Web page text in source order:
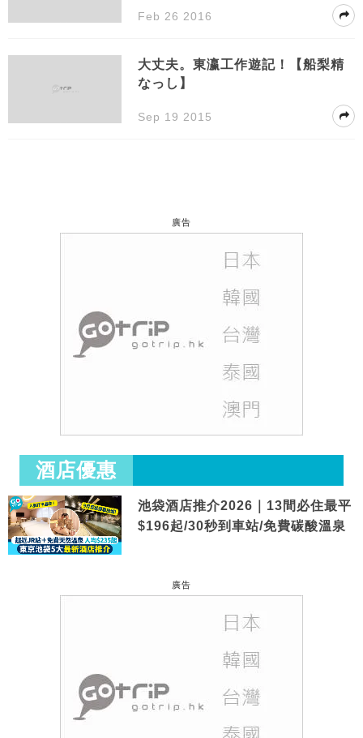
Feb 26 2016
大丈夫。東瀛工作遊記！【船梨精
なっし】
Sep 19 2015
廣告
酒店優惠
池袋酒店推介2026｜13間必住最平
$196起/30秒到車站/免費碳酸溫泉
廣告